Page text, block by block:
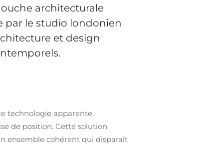
architecturale
par le studio londonien
et design
technologie apparente,
de position. Cette solution
ensemble cohérent qui disparaît